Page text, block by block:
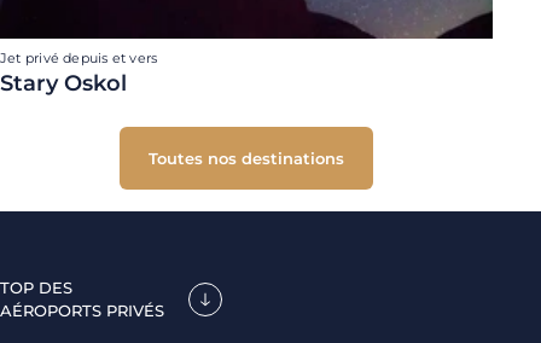
Jet privé depuis et vers
Stary Oskol
Toutes nos destinations
TOP DES
AÉROPORTS PRIVÉS